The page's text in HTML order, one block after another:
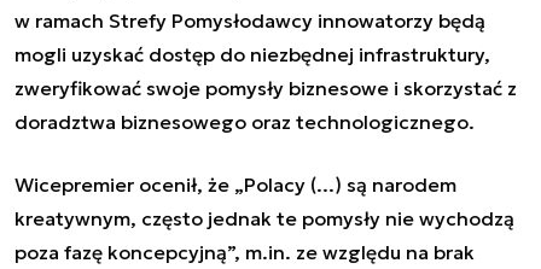
w ramach Strefy Pomysłodawcy innowatorzy będą
mogli uzyskać dostęp do niezbędnej infrastruktury,
zweryfikować swoje pomysły biznesowe i skorzystać z
doradztwa biznesowego oraz technologicznego.
Wicepremier ocenił, że „Polacy (...) są narodem
kreatywnym, często jednak te pomysły nie wychodzą
poza fazę koncepcyjną”, m.in. ze względu na brak